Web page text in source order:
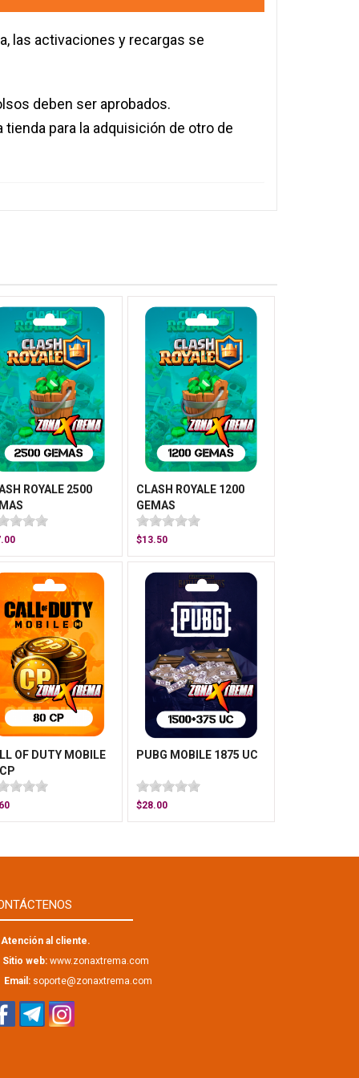
las activaciones y recargas se
deben ser aprobados.
para la adquisición de otro de
ROYALE 2500
CLASH ROYALE 1200
GEMAS
$13.50
OF DUTY MOBILE
PUBG MOBILE 1875 UC
$28.00
Atención al cliente.
Sitio web: www.zonaxtrema.com
Email: soporte@zonaxtrema.com